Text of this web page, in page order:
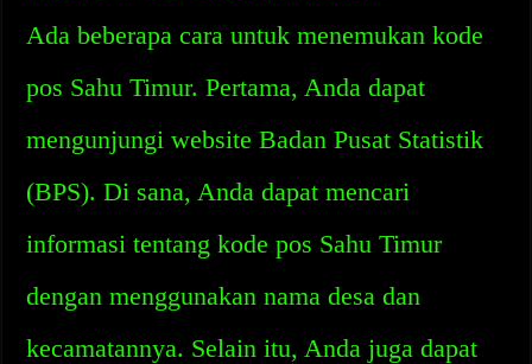
Ada beberapa cara untuk menemukan kode
pos Sahu Timur. Pertama, Anda dapat
mengunjungi website Badan Pusat Statistik
(BPS). Di sana, Anda dapat mencari
informasi tentang kode pos Sahu Timur
dengan menggunakan nama desa dan
kecamatannya. Selain itu, Anda juga dapat